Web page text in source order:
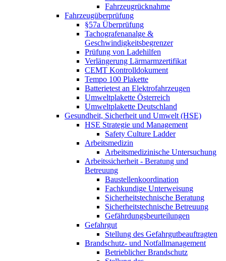
Fahrzeugrücknahme
Fahrzeugüberprüfung
§57a Überprüfung
Tachografenanalge &
Geschwindigkeitsbegrenzer
Prüfung von Ladehilfen
Verlängerung Lärmarmzertifikat
CEMT Kontrolldokument
Tempo 100 Plakette
Batterietest an Elektrofahrzeugen
Umweltplakette Österreich
Umweltplakette Deutschland
Gesundheit, Sicherheit und Umwelt (HSE)
HSE Strategie und Management
Safety Culture Ladder
Arbeitsmedizin
Arbeitsmedizinische Untersuchung
Arbeitssicherheit - Beratung und
Betreuung
Baustellenkoordination
Fachkundige Unterweisung
Sicherheitstechnische Beratung
Sicherheitstechnische Betreuung
Gefährdungsbeurteilungen
Gefahrgut
Stellung des Gefahrgutbeauftragten
Brandschutz- und Notfallmanagement
Betrieblicher Brandschutz